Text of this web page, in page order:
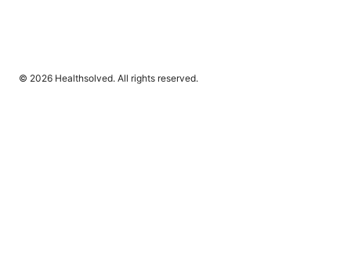
© 2026 Healthsolved. All rights reserved.